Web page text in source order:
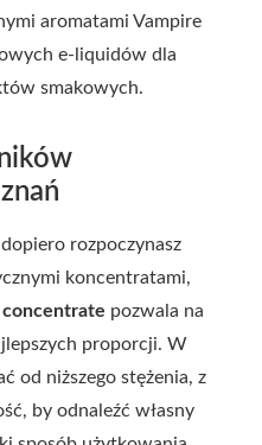
aromatami Vampire
e-liquidów dla
smakowych.
rozpoczynasz
koncentratami,
concentrate pozwala na
proporcji. W
od niższego stężenia, z
by odnaleźć własny